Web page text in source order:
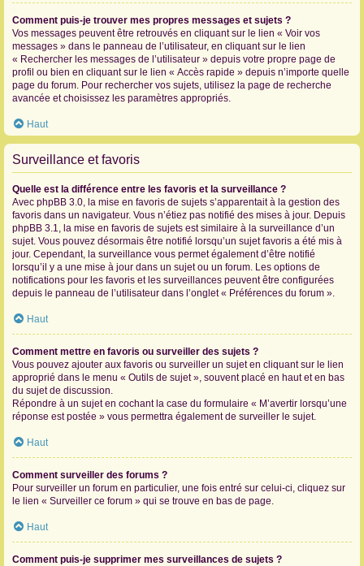
Comment puis-je trouver mes propres messages et sujets ?
Vos messages peuvent être retrouvés en cliquant sur le lien « Voir vos
messages » dans le panneau de l’utilisateur, en cliquant sur le lien
« Rechercher les messages de l’utilisateur » depuis votre propre page de
profil ou bien en cliquant sur le lien « Accès rapide » depuis n’importe quelle
page du forum. Pour rechercher vos sujets, utilisez la page de recherche
avancée et choisissez les paramètres appropriés.
Haut
Surveillance et favoris
Quelle est la différence entre les favoris et la surveillance ?
Avec phpBB 3.0, la mise en favoris de sujets s’apparentait à la gestion des
favoris dans un navigateur. Vous n’étiez pas notifié des mises à jour. Depuis
phpBB 3.1, la mise en favoris de sujets est similaire à la surveillance d’un
sujet. Vous pouvez désormais être notifié lorsqu’un sujet favoris a été mis à
jour. Cependant, la surveillance vous permet également d’être notifié
lorsqu’il y a une mise à jour dans un sujet ou un forum. Les options de
notifications pour les favoris et les surveillances peuvent être configurées
depuis le panneau de l’utilisateur dans l’onglet « Préférences du forum ».
Haut
Comment mettre en favoris ou surveiller des sujets ?
Vous pouvez ajouter aux favoris ou surveiller un sujet en cliquant sur le lien
approprié dans le menu « Outils de sujet », souvent placé en haut et en bas
du sujet de discussion.
Répondre à un sujet en cochant la case du formulaire « M’avertir lorsqu’une
réponse est postée » vous permettra également de surveiller le sujet.
Haut
Comment surveiller des forums ?
Pour surveiller un forum en particulier, une fois entré sur celui-ci, cliquez sur
le lien « Surveiller ce forum » qui se trouve en bas de page.
Haut
Comment puis-je supprimer mes surveillances de sujets ?